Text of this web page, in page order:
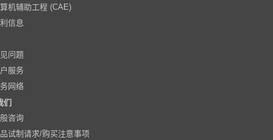
机辅助工程 (CAE)
信息
问题
服务
网络
们
咨询
试制请求/购买注意事项